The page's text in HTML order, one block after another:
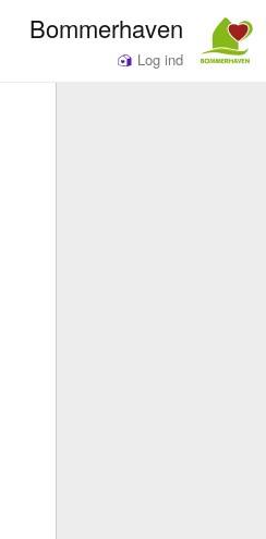
Bommerhaven
Log ind